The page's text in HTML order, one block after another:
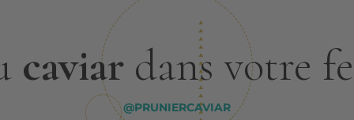
caviardans votre
@PRUNIERCAVIAR